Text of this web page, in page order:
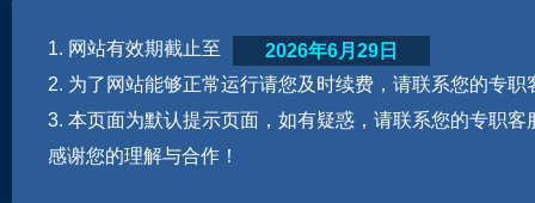
1. 网站有效期截止至
2. 为了网站能够正常运行请您及时续费，请联系您的专职
3. 本页面为默认提示页面，如有疑惑，请联系您的专职客
感谢您的理解与合作！
2026年6月29日